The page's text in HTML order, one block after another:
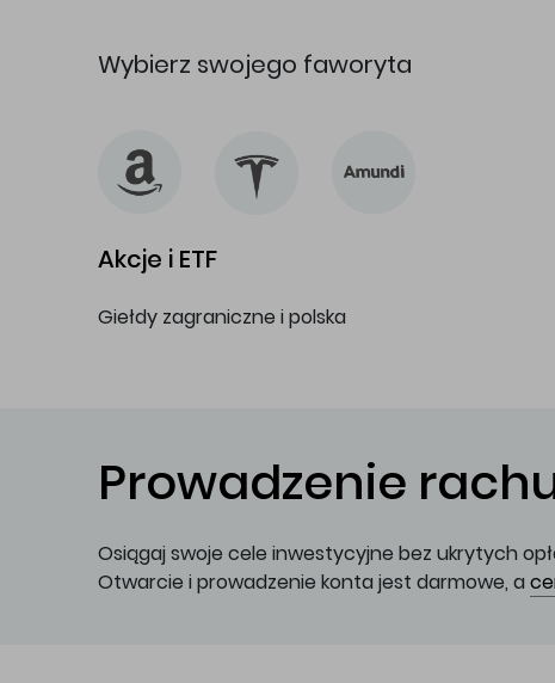
Wybierz swojego faworyta
Akcje i ETF
Giełdy zagraniczne i polska
Prowadzenie
Osiągaj swoje cele inwestycyjne bez ukrytych
Otwarcie i prowadzenie konta jest darmowe, a